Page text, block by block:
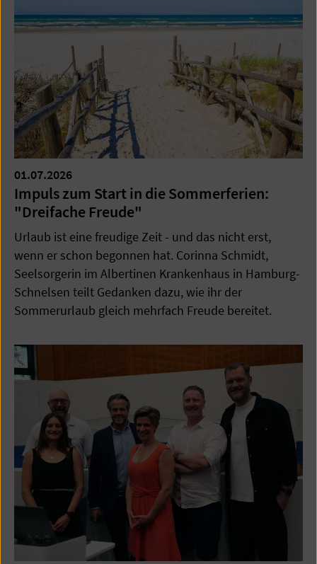
01.07.2026
Impuls zum Start in die Sommerferien:
"Dreifache Freude"
Urlaub ist eine freudige Zeit - und das nicht erst,
wenn er schon begonnen hat. Corinna Schmidt,
Seelsorgerin im Albertinen Krankenhaus in Hamburg-
Schnelsen teilt Gedanken dazu, wie ihr der
Sommerurlaub gleich mehrfach Freude bereitet.